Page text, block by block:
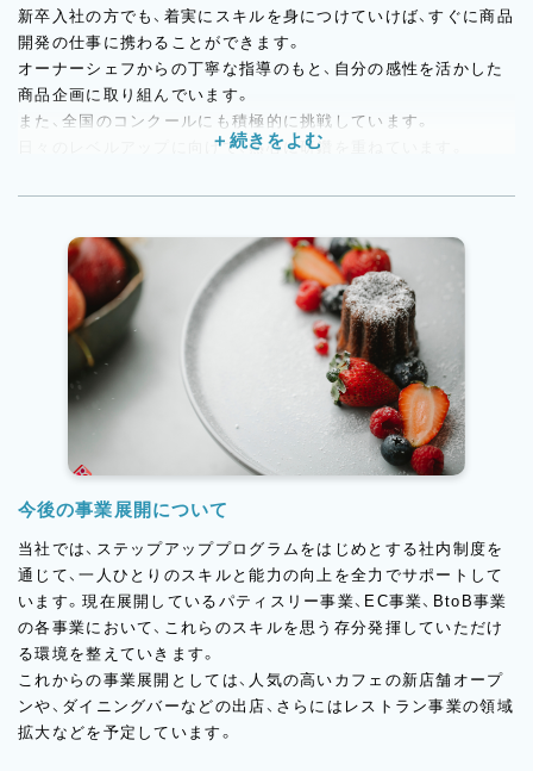
新卒入社の方でも、着実にスキルを身につけていけば、すぐに商品
開発の仕事に携わることができます。
オーナーシェフからの丁寧な指導のもと、自分の感性を活かした
商品企画に取り組んでいます。
また、全国のコンクールにも積極的に挑戦しています。
日々のレベルアップに向けて、熱心に研鑽を重ねています。
そんな新旧のスタッフが協力し合い、お客様に喜んでいただける
あなたも、当店で自己実現の機会を見つけてみませんか。
熱意と探究心があれば、確実にスキルアップが図れる環境が整っ
ています。
今後の事業展開について
当社では、ステップアッププログラムをはじめとする社内制度を
通じて、一人ひとりのスキルと能力の向上を全力でサポートして
います。現在展開しているパティスリー事業、EC事業、BtoB事業
の各事業において、これらのスキルを思う存分発揮していただけ
る環境を整えていきます。
これからの事業展開としては、人気の高いカフェの新店舗オープ
ンや、ダイニングバーなどの出店、さらにはレストラン事業の領域
拡大などを予定しています。